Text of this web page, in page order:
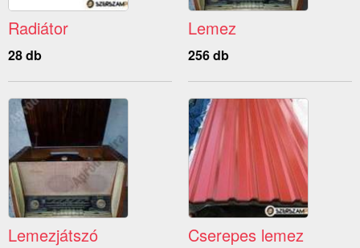
Radiátor
28 db
Lemez
256 db
Lemezjátszó Cserepes lemez